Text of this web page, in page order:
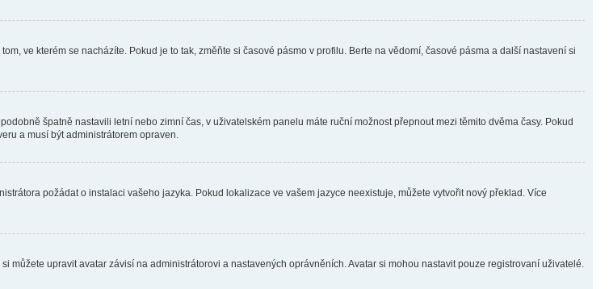
ve kterém se nacházíte. Pokud je to tak, změňte si časové pásmo v profilu. Berte na vědomí, časové pásma a další nastavení si
špatně nastavili letní nebo zimní čas, v uživatelském panelu máte ruční možnost přepnout mezi těmito dvěma časy. Pokud
a musí být administrátorem opraven.
požádat o instalaci vašeho jazyka. Pokud lokalizace ve vašem jazyce neexistuje, můžete vytvořit nový překlad. Více
můžete upravit avatar závisí na administrátorovi a nastavených oprávněních. Avatar si mohou nastavit pouze registrovaní uživatelé.